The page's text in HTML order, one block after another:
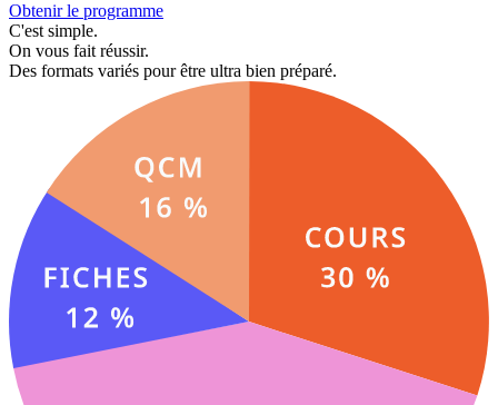
Obtenir le programme
C'est simple.
On vous fait réussir.
Des formats variés pour être ultra bien préparé.